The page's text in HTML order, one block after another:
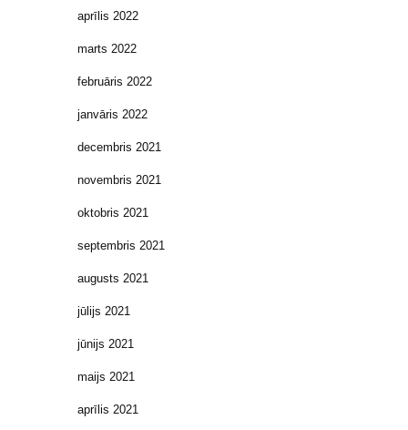
aprīlis 2022
marts 2022
februāris 2022
janvāris 2022
decembris 2021
novembris 2021
oktobris 2021
septembris 2021
augusts 2021
jūlijs 2021
jūnijs 2021
maijs 2021
aprīlis 2021